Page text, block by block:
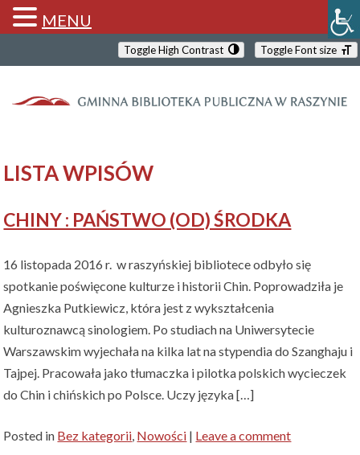
Toggle High Contrast Toggle Font size
LISTA WPISÓW
CHINY : PAŃSTWO (OD) ŚRODKA
16 listopada 2016 r. w raszyńskiej bibliotece odbyło się
spotkanie poświęcone kulturze i historii Chin. Poprowadziła je
Agnieszka Putkiewicz, która jest z wykształcenia
kulturoznawcą sinologiem. Po studiach na Uniwersytecie
Warszawskim wyjechała na kilka lat na stypendia do Szanghaju i
Tajpej. Pracowała jako tłumaczka i pilotka polskich wycieczek
do Chin i chińskich po Polsce. Uczy języka […]
Posted in Bez kategorii Nowości | Leave a comment
MENU